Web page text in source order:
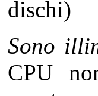
dischi)
Sono
CPU